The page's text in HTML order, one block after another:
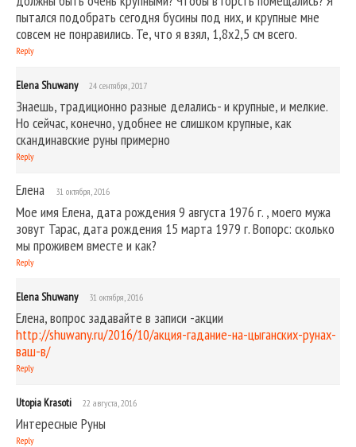
пытался подобрать сегодня бусины под них, и крупные мне
совсем не понравились. Те, что я взял, 1,8х2,5 см всего.
Reply
Elena Shuwany 24 сентября, 2017
Знаешь, традиционно разные делались- и крупные, и мелкие.
Но сейчас, конечно, удобнее не слишком крупные, как
скандинавские руны примерно
Reply
Елена 31 октября, 2016
Мое имя Елена, дата рождения 9 августа 1976 г. , моего мужа
зовут Тарас, дата рождения 15 марта 1979 г. Вопорс: сколько
мы проживем вместе и как?
Reply
Elena Shuwany 31 октября, 2016
Елена, вопрос задавайте в записи -акции
http://shuwany.ru/2016/10/акция-гадание-на-цыганских-рунах-
ваш-в/
Reply
Utopia Krasoti 22 августа, 2016
Интересные Руны
Reply